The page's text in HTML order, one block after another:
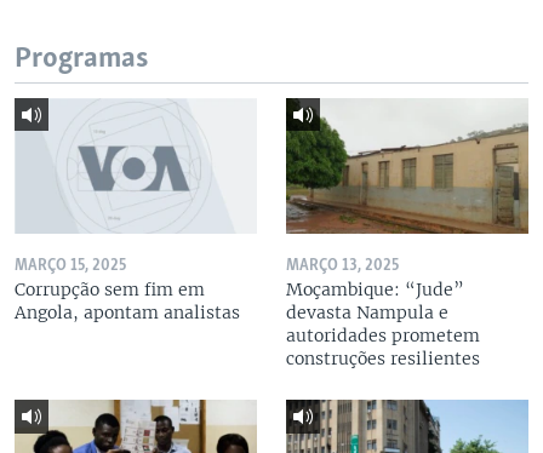
Programas
MARÇO 15, 2025
Corrupção sem fim em
Angola, apontam analistas
MARÇO 13, 2025
Moçambique: “Jude”
devasta Nampula e
autoridades prometem
construções resilientes